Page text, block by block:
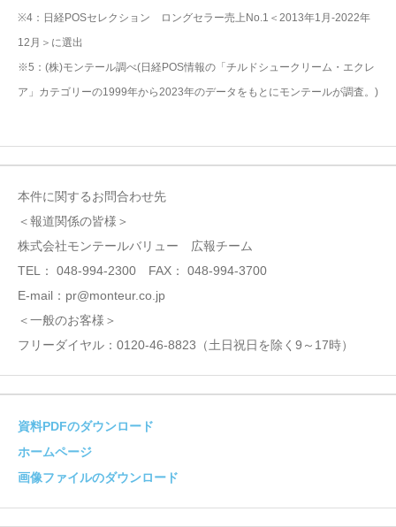
※4：日経POSセレクション ロングセラー売上No.1＜2013年1月-2022年
12月＞に選出
※5：(株)モンテール調べ(日経POS情報の「チルドシュークリーム・エクレ
ア」カテゴリーの1999年から2023年のデータをもとにモンテールが調査。)
本件に関するお問合わせ先
＜報道関係の皆様＞
株式会社モンテールバリュー 広報チーム
TEL： 048-994-2300 FAX： 048-994-3700
E-mail：pr@monteur.co.jp
＜一般のお客様＞
フリーダイヤル：0120-46-8823（土日祝日を除く9～17時）
資料PDFのダウンロード
ホームページ
画像ファイルのダウンロード